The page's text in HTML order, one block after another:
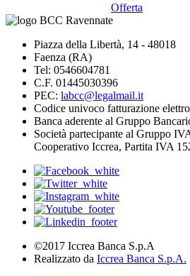
Offerta
Piazza della Libertà, 14 - 48018
Faenza (RA)
Tel: 0546604781
C.F. 01445030396
PEC: labcc@legalmail.it
Codice univoco fatturazione
Banca aderente al Gruppo
Società partecipante al Gruppo
Cooperativo Iccrea, Partita IVA
©2017 Iccrea Banca S.p.A
Realizzato da Iccrea Banca S.p.A.